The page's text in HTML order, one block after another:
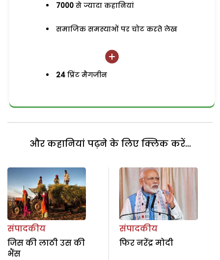
7000 से ज्यादा कहानियां
समाजिक समस्याओं पर चोट करते लेख
24 प्रिंट मैगजीन
और कहानियां पढ़ने के लिए क्लिक करें...
संपादकीय
जिस की लाठी उस की
भैंस
संपादकीय
फिर नरेंद्र मोदी